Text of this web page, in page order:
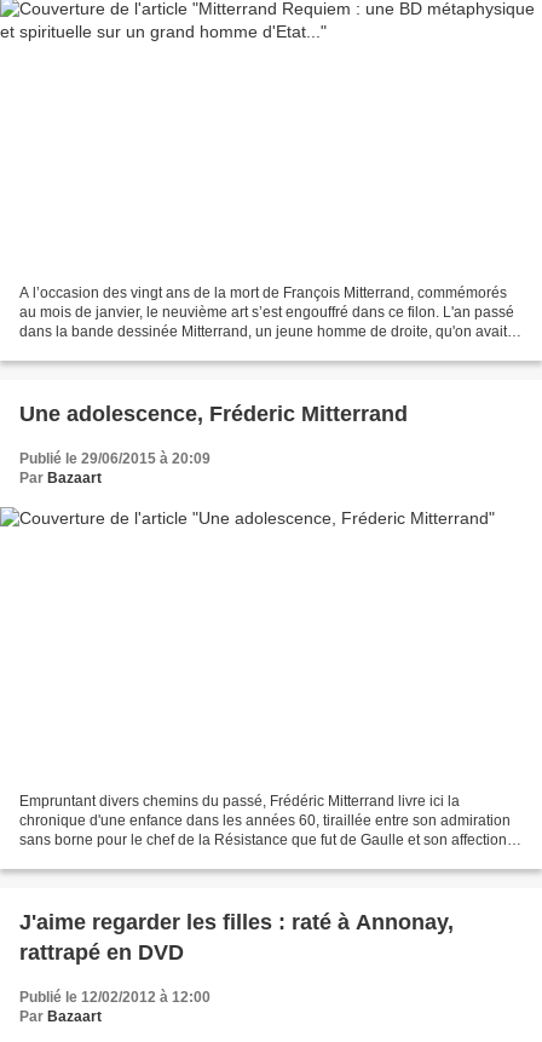
A l’occasion des vingt ans de la mort de François Mitterrand, commémorés
au mois de janvier, le neuvième art s’est engouffré dans ce filon. L'an passé
dans la bande dessinée Mitterrand, un jeune homme de droite, qu'on avait
Une adolescence, Fréderic Mitterrand
Publié le 29/06/2015 à 20:09
Par Bazaart
Empruntant divers chemins du passé, Frédéric Mitterrand livre ici la
chronique d'une enfance dans les années 60, tiraillée entre son admiration
sans borne pour le chef de la Résistance que fut de Gaulle et son affection
J'aime regarder les filles : raté à Annonay,
rattrapé en DVD
Publié le 12/02/2012 à 12:00
Par Bazaart